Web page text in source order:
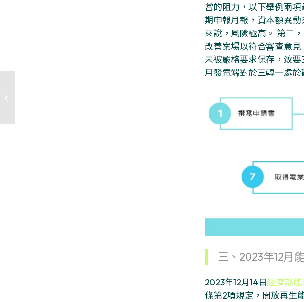
當的阻力，以下舉例兩
期申報月報，資本額異
來說，風險極高。 第二
改善案場以符合審查意
未被嚴格要求保存，致
用發電端對於三轉一處
三、2023年12月
2023年12月14日經濟部
條第2項規定，開放再生